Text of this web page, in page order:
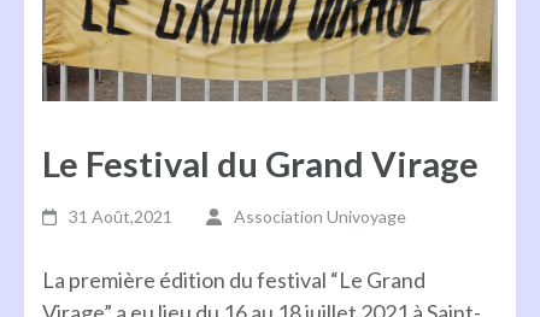
Le Festival du Grand Virage
31 Août,2021 Association Univoyage
La première édition du festival “Le Grand